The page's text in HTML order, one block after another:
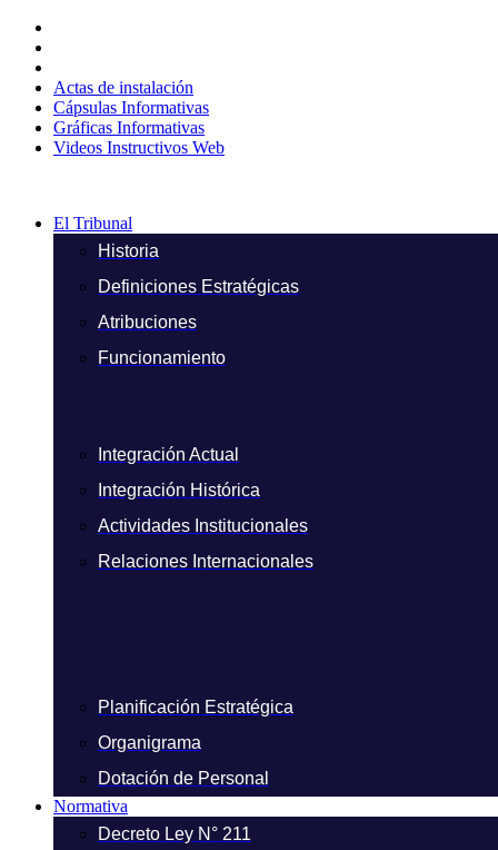
contenido
Actas de instalación
Cápsulas Informativas
Gráficas Informativas
Videos Instructivos Web
El Tribunal
Historia
Definiciones Estratégicas
Atribuciones
Funcionamiento
Integración Actual
Integración Histórica
Actividades Institucionales
Relaciones Internacionales
Planificación Estratégica
Organigrama
Dotación de Personal
Normativa
Decreto Ley N° 211